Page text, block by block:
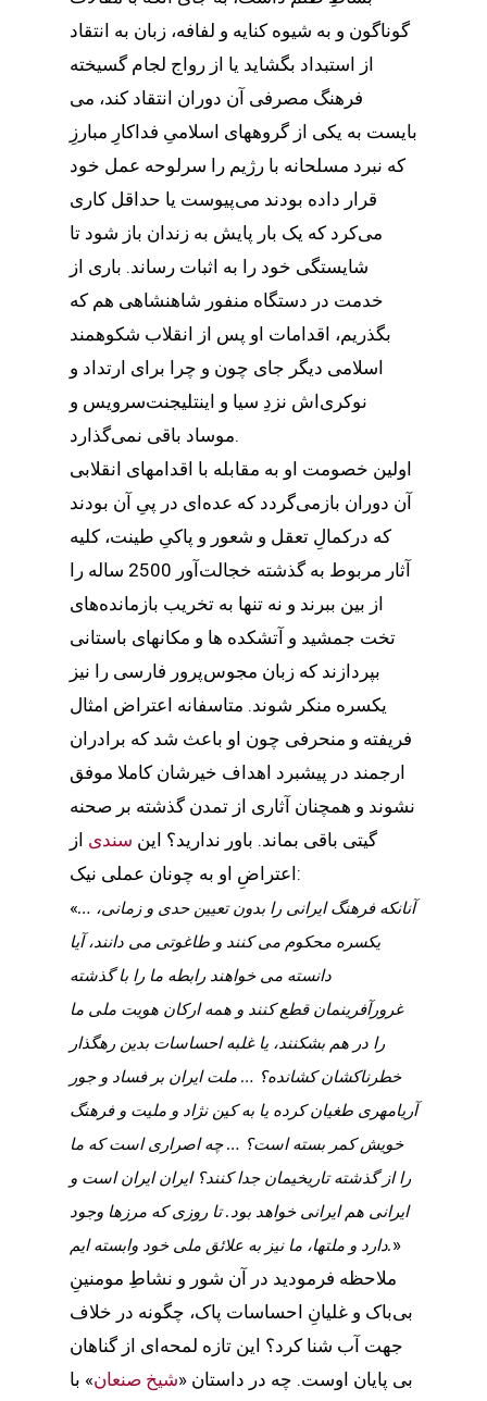
گوناگون و به شیوه کنایه و لفافه، زبان به انتقاد
از استبداد بگشاید یا از رواج لجام گسیخته
فرهنگ مصرفی آن دوران انتقاد کند، می
بایست به یکی از گروههای اسلامیِ فداکارِ مبارزِ
که نبرد مسلحانه با رژیم را سرلوحه عمل خود
قرار داده بودند می‌پیوست یا حداقل کاری
می‌کرد که یک بار پایش به زندان باز شود تا
شایستگی خود را به اثبات رساند. باری از
خدمت در دستگاه منفور شاهنشاهی هم که
بگذریم، اقدامات او پس از انقلاب شکوهمند
اسلامی دیگر جای چون و چرا برای ارتداد و
نوکری‌اش نزدِ سیا و اینتلیجنت‌سرویس و
موساد باقی نمی‌گذارد.
اولین خصومت او به مقابله با اقدامهای انقلابی
آن دوران بازمی‌گردد که عده‌ای در پیِ آن بودند
که درکمالِ تعقل و شعور و پاکیِ طینت، کلیه
آثار مربوط به گذشته خجالت‌آور 2500 ساله را
از بین ببرند و نه تنها به تخریب بازمانده‌های
تخت جمشید و آتشکده ها و مکانهای باستانی
بپردازند که زبان مجوس‌پرور فارسی را نیز
یکسره منکر شوند. متاسفانه اعتراض امثال
فریفته و منحرفی چون او باعث شد که برادران
ارجمند در پیشبرد اهداف خیرشان کاملا موفق
نشوند و همچنان آثاری از تمدن گذشته بر صحنه
گیتی باقی بماند. باور ندارید؟ این سندی از
اعتراضِ او به چونان عملی نیک:
«… آنانکه فرهنگ ایرانی را بدون تعیین حدی و زمانی،
یکسره محکوم می کنند و طاغوتی می دانند، آیا
دانسته می خواهند رابطه ما را با گذشته
غرورآفرینمان قطع کنند و همه ارکان هویت ملی ما
را در هم بشکنند، یا غلبه احساسات بدین رهگذار
خطرناکشان کشانده؟ … ملت ایران بر فساد و جور
آریامهری طغیان کرده یا به کین نژاد و ملیت و فرهنگ
خویش کمر بسته است؟ … چه اصراری است که ما
را از گذشته تاریخیمان جدا کنند؟ ایران ایران است و
ایرانی هم ایرانی خواهد بود. تا روزی که مرزها وجود
دارد و ملتها، ما نیز به علائق ملی خود وابسته ایم.»
ملاحظه فرمودید در آن شور و نشاطِ مومنینِ
بی‌باک و غلیانِ احساسات پاک، چگونه در خلاف
جهت آب شنا کرد؟ این تازه لمحه‌ای از گناهان
بی پایان اوست. چه در داستان «شیخ صنعان» با